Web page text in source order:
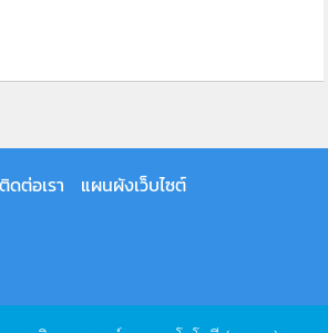
ติดต่อเรา
แผนผังเว็บไซต์